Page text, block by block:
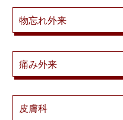
物忘れ外来
痛み外来
皮膚科